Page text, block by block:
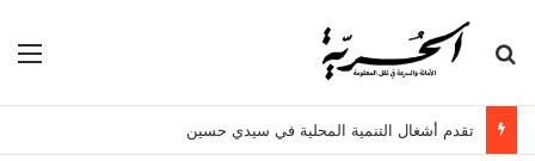
بحث عن
تقدم أشغال التنمية المحلية في سيدي حسين